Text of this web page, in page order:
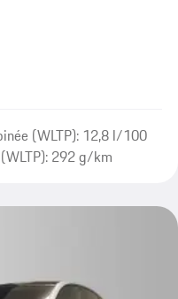
(WLTP): 12,8 l/100
(WLTP): 292 g/km